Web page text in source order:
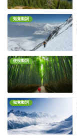
知覚動詞
使役動詞
知覚動詞